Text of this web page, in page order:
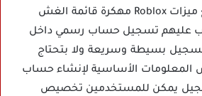
الاستمتاع بجميع ميزات Roblox مهكرة قائمة الغش
عليهم تسجيل حساب رسمي داخل
بسيطة وسريعة ولا بتحتاج
الأساسية لإنشاء حساب
يمكن للمستخدمين تخصيص